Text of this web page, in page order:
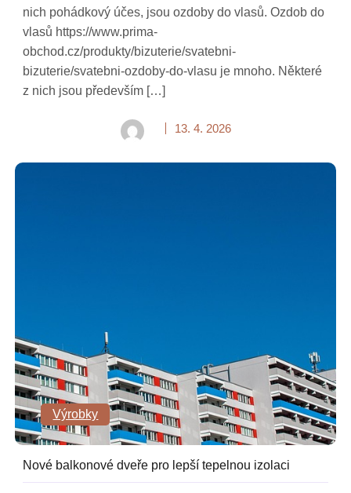
nich pohádkový účes, jsou ozdoby do vlasů. Ozdob do
vlasů https://www.prima-
obchod.cz/produkty/bizuterie/svatebni-
bizuterie/svatebni-ozdoby-do-vlasu je mnoho. Některé
z nich jsou především […]
13. 4. 2026
Výrobky
Nové balkonové dveře pro lepší tepelnou izolaci